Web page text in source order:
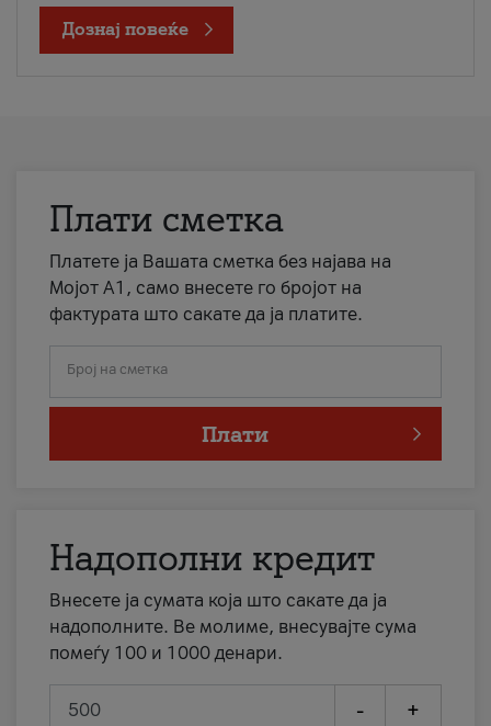
Дознај повеќе
Плати сметка
Платете ја Вашата сметка без најава на
Мојот А1, само внесете го бројот на
фактурата што сакате да ја платите.
Број на сметка
Плати
Надополни кредит
Внесете ја сумата која што сакате да ја
надополните. Ве молиме, внесувајте сума
помеѓу 100 и 1000 денари.
- +